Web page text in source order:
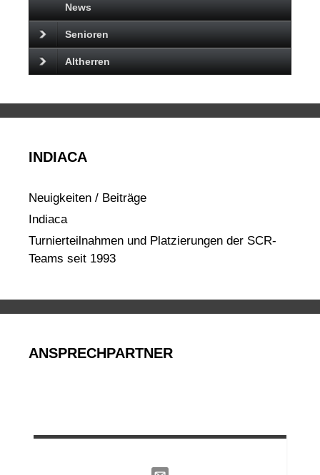
News
Senioren
Altherren
INDIACA
Neuigkeiten / Beiträge
Indiaca
Turnierteilnahmen und Platzierungen der SCR-
Teams seit 1993
ANSPRECHPARTNER